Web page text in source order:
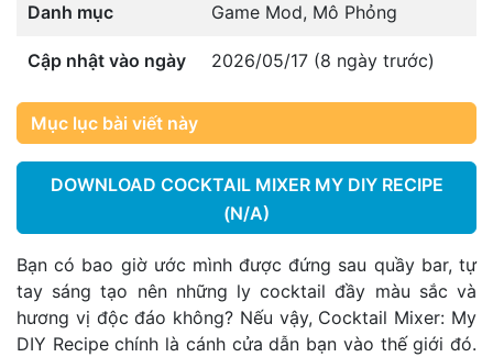
Danh mục Game Mod, Mô Phỏng
Cập nhật vào ngày 2026/05/17 (8 ngày trước)
Mục lục bài viết này
DOWNLOAD COCKTAIL MIXER MY DIY RECIPE
(N/A)
Bạn có bao giờ ước mình được đứng sau quầy bar, tự
tay sáng tạo nên những ly cocktail đầy màu sắc và
hương vị độc đáo không? Nếu vậy, Cocktail Mixer: My
DIY Recipe chính là cánh cửa dẫn bạn vào thế giới đó.